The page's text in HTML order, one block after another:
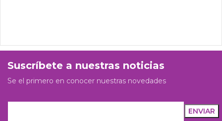
Suscríbete a nuestras noticias
Se el primero en conocer nuestras novedades